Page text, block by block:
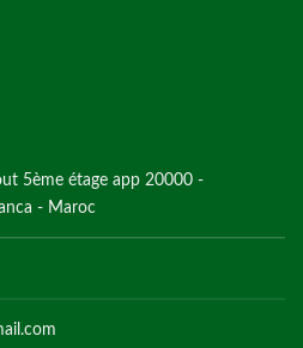
5ème étage app 20000 -
- Maroc